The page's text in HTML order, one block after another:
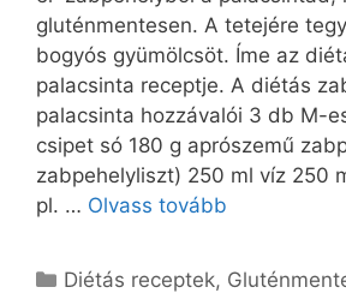
gluténmentesen. A tetejére
bogyós gyümölcsöt. Íme az
palacsinta receptje. A diétás
palacsinta hozzávalói 3 db M-
csipet só 180 g aprószemű
zabpehelyliszt) 250 ml víz 250
pl. … Olvass tovább
Kategória
Diétás receptek,